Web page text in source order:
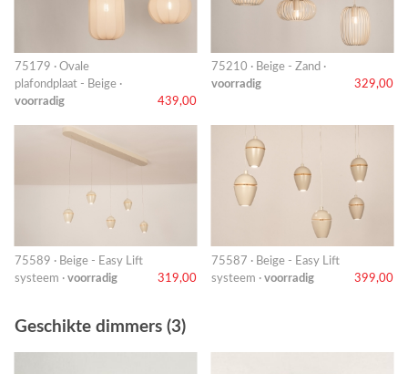
75179 · Ovale
plafondplaat - Beige ·
voorradig
439,00
75210 · Beige - Zand ·
voorradig
329,00
75589 · Beige - Easy Lift
systeem · voorradig 319,00
75587 · Beige - Easy Lift
systeem · voorradig 399,00
Geschikte dimmers (3)